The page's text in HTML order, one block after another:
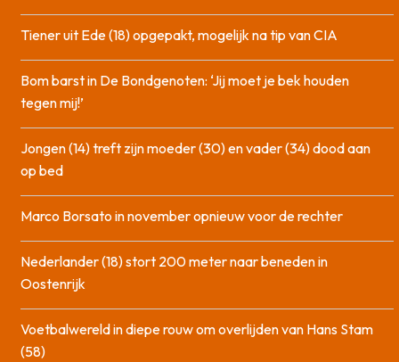
Tiener uit Ede (18) opgepakt, mogelijk na tip van CIA
Bom barst in De Bondgenoten: ‘Jij moet je bek houden
tegen mij!’
Jongen (14) treft zijn moeder (30) en vader (34) dood aan
op bed
Marco Borsato in november opnieuw voor de rechter
Nederlander (18) stort 200 meter naar beneden in
Oostenrijk
Voetbalwereld in diepe rouw om overlijden van Hans Stam
(58)